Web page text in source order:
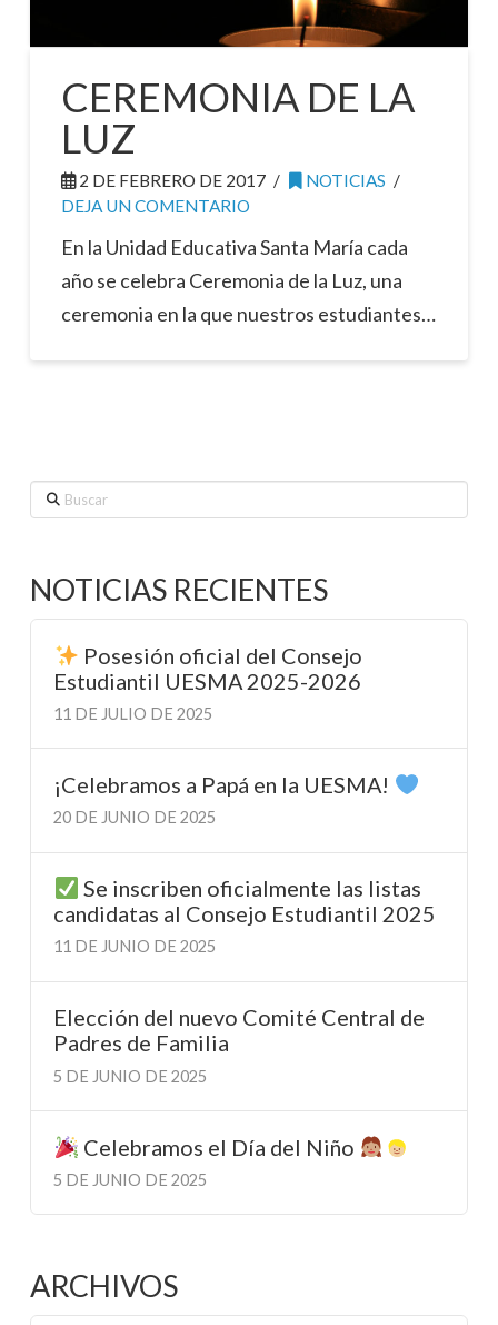
CEREMONIA DE LA
LUZ
2 DE FEBRERO DE 2017
NOTICIAS
DEJA UN COMENTARIO
En la Unidad Educativa Santa María cada
año se celebra Ceremonia de la Luz, una
ceremonia en la que nuestros estudiantes…
Buscar
NOTICIAS RECIENTES
Posesión oficial del Consejo
Estudiantil UESMA 2025-2026
11 DE JULIO DE 2025
¡Celebramos a Papá en la UESMA!
20 DE JUNIO DE 2025
Se inscriben oficialmente las listas
candidatas al Consejo Estudiantil 2025
11 DE JUNIO DE 2025
Elección del nuevo Comité Central de
Padres de Familia
5 DE JUNIO DE 2025
Celebramos el Día del Niño
5 DE JUNIO DE 2025
ARCHIVOS